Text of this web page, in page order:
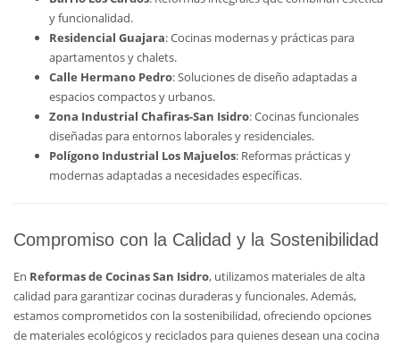
y funcionalidad.
Residencial Guajara: Cocinas modernas y prácticas para
apartamentos y chalets.
Calle Hermano Pedro: Soluciones de diseño adaptadas a
espacios compactos y urbanos.
Zona Industrial Chafiras-San Isidro: Cocinas funcionales
diseñadas para entornos laborales y residenciales.
Polígono Industrial Los Majuelos: Reformas prácticas y
modernas adaptadas a necesidades específicas.
Compromiso con la Calidad y la Sostenibilidad
En Reformas de Cocinas San Isidro, utilizamos materiales de alta
calidad para garantizar cocinas duraderas y funcionales. Además,
estamos comprometidos con la sostenibilidad, ofreciendo opciones
de materiales ecológicos y reciclados para quienes desean una cocina